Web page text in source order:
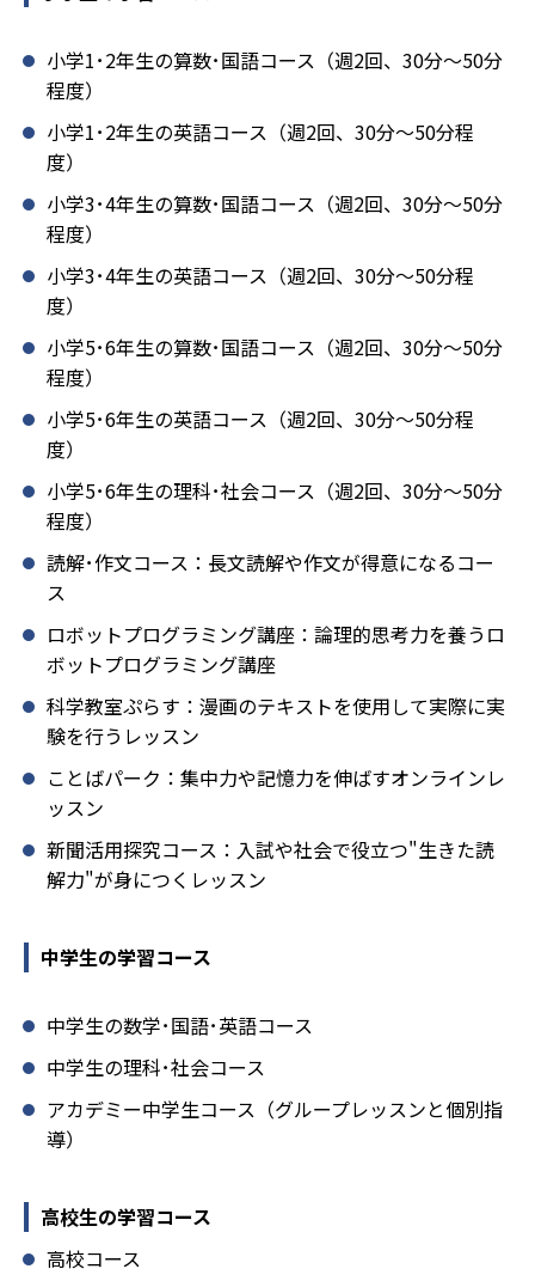
小学1･2年生の算数･国語コース（週2回、30分～50分
程度）
小学1･2年生の英語コース（週2回、30分～50分程
度）
小学3･4年生の算数･国語コース（週2回、30分～50分
程度）
小学3･4年生の英語コース（週2回、30分～50分程
度）
小学5･6年生の算数･国語コース（週2回、30分～50分
程度）
小学5･6年生の英語コース（週2回、30分～50分程
度）
小学5･6年生の理科･社会コース（週2回、30分～50分
程度）
読解･作文コース：長文読解や作文が得意になるコー
ス
ロボットプログラミング講座：論理的思考力を養うロ
ボットプログラミング講座
科学教室ぷらす：漫画のテキストを使用して実際に実
験を行うレッスン
ことばパーク：集中力や記憶力を伸ばすオンラインレ
ッスン
新聞活用探究コース：入試や社会で役立つ"生きた読
解力"が身につくレッスン
中学生の学習コース
中学生の数学･国語･英語コース
中学生の理科･社会コース
アカデミー中学生コース（グループレッスンと個別指
導）
高校生の学習コース
高校コース